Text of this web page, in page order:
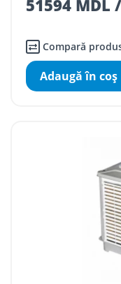
51594 MDL
Compară
Adaugă în coş